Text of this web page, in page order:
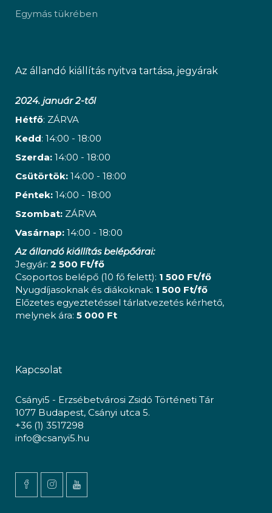
Egymás tükrében
Az állandó kiállítás nyitva tartása, jegyárak
2024. január 2-től
Hétfő: ZÁRVA
Kedd: 14:00 - 18:00
Szerda: 14:00 - 18:00
Csütörtök: 14:00 - 18:00
Péntek: 14:00 - 18:00
Szombat: ZÁRVA
Vasárnap: 14:00 - 18:00
Az állandó kiállítás belépőárai:
Jegyár: 2 500 Ft/fő
Csoportos belépő (10 fő felett): 1 500 Ft/fő
Nyugdíjasoknak és diákoknak: 1 500 Ft/fő
Előzetes egyeztetéssel tárlatvezetés kérhető,
melynek ára: 5 000 Ft
Kapcsolat
Csányi5 - Erzsébetvárosi Zsidó Történeti Tár
1077 Budapest, Csányi utca 5.
+36 (1) 3517298
info@csanyi5.hu